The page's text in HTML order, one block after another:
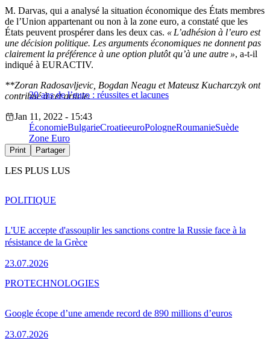
M. Darvas, qui a analysé la situation économique des États membres
de l’Union appartenant ou non à la zone euro, a constaté que les
États peuvent prospérer dans les deux cas. « L’adhésion à l’euro est
une décision politique. Les arguments économiques ne donnent pas
clairement la préférence à une option plutôt qu’à une autre », a-t-il
indiqué à EURACTIV.
20 ans de l’euro : réussites et lacunes
**Zoran Radosavljevic, Bogdan Neagu et Mateusz Kucharczyk ont
contribué à cet article.
Jan 11, 2022 - 15:43
ÉconomieBulgarieCroatieeuroPologneRoumanieSuède
Zone Euro
Print Partager
LES PLUS LUS
L'UE accepte d'assouplir les sanctions contre la Russie face à la
résistance de la Grèce
23.07.2026
POLITIQUE
Google écope d’une amende record de 890 millions d’euros
23.07.2026
PROTECHNOLOGIES